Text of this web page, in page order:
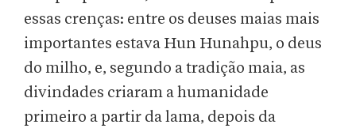
essas crenças: entre os deuses maias mais
importantes estava Hun Hunahpu, o deus
do milho, e, segundo a tradição maia, as
divindades criaram a humanidade
primeiro a partir da lama, depois da